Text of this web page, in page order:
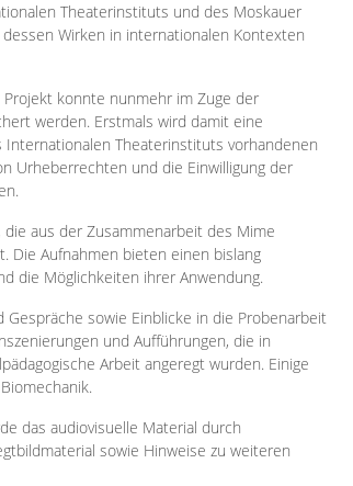
Theaterinstituts und des Moskauer
Wirken in internationalen Kontexten
konnte nunmehr im Zuge der
werden. Erstmals wird damit eine
Theaterinstituts vorhandenen
Urheberrechten und die Einwilligung der
aus der Zusammenarbeit des Mime
Die Aufnahmen bieten einen bislang
die Möglichkeiten ihrer Anwendung.
sowie Einblicke in die Probenarbeit
und Aufführungen, die in
Arbeit angeregt wurden. Einige
das audiovisuelle Material durch
sowie Hinweise zu weiteren